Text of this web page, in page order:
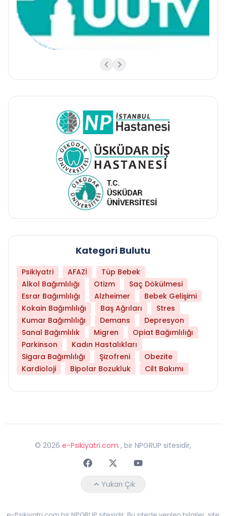
Kategori Bulutu
Psikiyatri AFAZİ
Tüp Bebek
Alkol Bağımlılığı
Otizm
Saç Dökülmesi
Esrar Bağımlılığı
Alzheimer
Bebek Gelişimi
Kokain Bağımlılığı
Baş Ağrıları
Stres
Kumar Bağımlılığı
Demans
Depresyon
Sanal Bağımlılık
Migren
Opiat Bağımlılığı
Parkinson
Kadın Hastalıkları
Sigara Bağımlılığı
Şizofreni
Obezite
Kardioloji
Bipolar Bozukluk Cilt Bakımı
© 2026 e-Psikiyatri.com , bir NPGRUP sitesidir,
FaceebokTwitterYoutube
Yukarı Çık